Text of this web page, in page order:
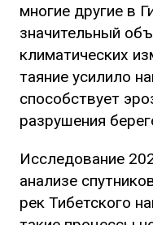
многие другие в
значительный
климатических
таяние усилило
способствует
разрушения
Исследование
анализе
рек Тибетского